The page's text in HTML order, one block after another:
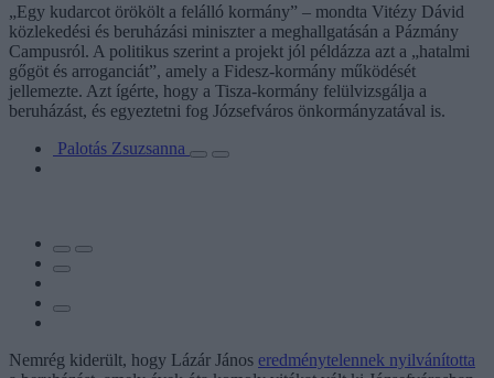
„Egy kudarcot örökölt a felálló kormány” – mondta Vitézy Dávid
közlekedési és beruházási miniszter a meghallgatásán a Pázmány
Campusról. A politikus szerint a projekt jól példázza azt a „hatalmi
gőgöt és arroganciát”, amely a Fidesz-kormány működését
jellemezte. Azt ígérte, hogy a Tisza-kormány felülvizsgálja a
beruházást, és egyeztetni fog Józsefváros önkormányzatával is.
Palotás Zsuzsanna
Nemrég kiderült, hogy Lázár János eredménytelennek nyilvánította